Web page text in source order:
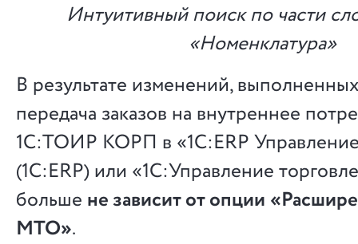
Интуитивный поиск по части
«Номенклатура»
В результате изменений,
передача заказов на внутреннее
1С:ТОИР КОРП в «1С:ERP
(1С:ERP) или «1С:Управление
больше не зависит от опции
МТО».